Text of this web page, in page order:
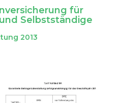
für
Selbstständige
2013